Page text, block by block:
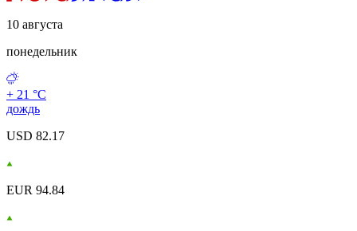
10 августа
понедельник
+ 21 °С
дождь
USD 82.17
EUR 94.84